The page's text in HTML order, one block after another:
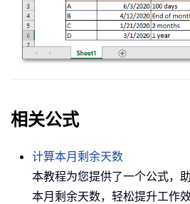
相关公式
计算本月剩余天数
本教程为您提供了一个公式，
本月剩余天数，轻松提升工作效